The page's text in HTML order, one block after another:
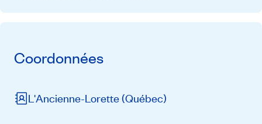
Coordonnées
L'Ancienne-Lorette(Québec)